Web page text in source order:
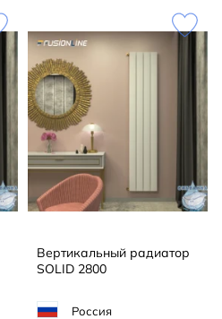
Вертикальный радиатор
SOLID 2800
Россия